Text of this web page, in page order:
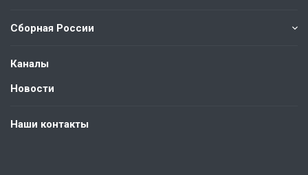
Сборная России
Каналы
Новости
Наши контакты